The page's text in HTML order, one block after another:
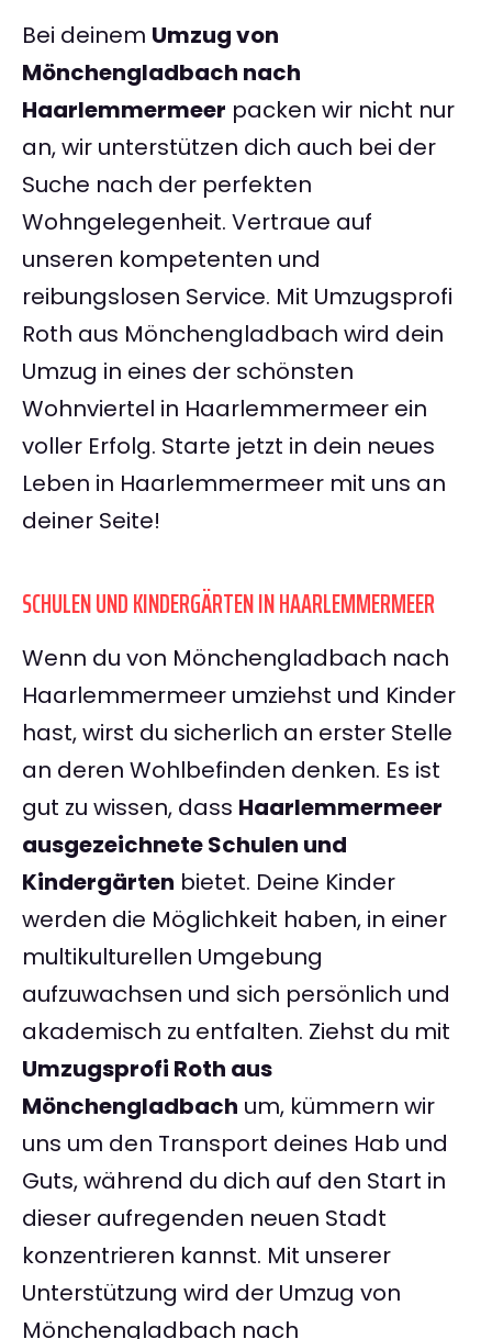
Bei deinem Umzug von
Mönchengladbach nach
Haarlemmermeer packen wir nicht nur
an, wir unterstützen dich auch bei der
Suche nach der perfekten
Wohngelegenheit. Vertraue auf
unseren kompetenten und
reibungslosen Service. Mit Umzugsprofi
Roth aus Mönchengladbach wird dein
Umzug in eines der schönsten
Wohnviertel in Haarlemmermeer ein
voller Erfolg. Starte jetzt in dein neues
Leben in Haarlemmermeer mit uns an
deiner Seite!
SCHULEN UND KINDERGÄRTEN IN HAARLEMMERMEER
Wenn du von Mönchengladbach nach
Haarlemmermeer umziehst und Kinder
hast, wirst du sicherlich an erster Stelle
an deren Wohlbefinden denken. Es ist
gut zu wissen, dass Haarlemmermeer
ausgezeichnete Schulen und
Kindergärten bietet. Deine Kinder
werden die Möglichkeit haben, in einer
multikulturellen Umgebung
aufzuwachsen und sich persönlich und
akademisch zu entfalten. Ziehst du mit
Umzugsprofi Roth aus
Mönchengladbach um, kümmern wir
uns um den Transport deines Hab und
Guts, während du dich auf den Start in
dieser aufregenden neuen Stadt
konzentrieren kannst. Mit unserer
Unterstützung wird der Umzug von
Mönchengladbach nach